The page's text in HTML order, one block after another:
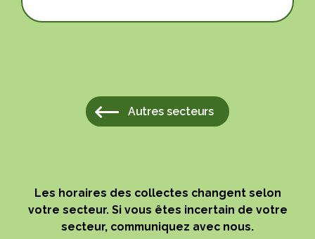
Autres secteurs
Les horaires des collectes changent selon
votre secteur. Si vous êtes incertain de votre
secteur, communiquez avec nous.